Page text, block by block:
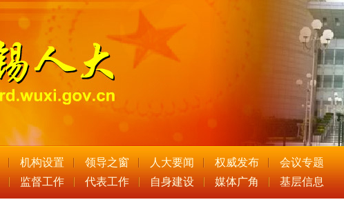
机构设置 领导之窗 人大要闻 权威发布
会议专题
监督工作 代表工作 自身建设 媒体广角 基层信息